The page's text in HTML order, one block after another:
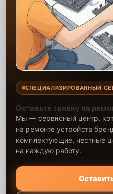
СПЕЦИАЛИЗИРОВАННЫЙ
Оставьте заявку на
Мы — сервисный центр,
на ремонте устройств
комплектующие, честные
на каждую работу.